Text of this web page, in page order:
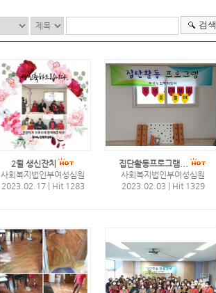
검색
2월 생신잔치
사회복지법인부여성심원
2023.02.17
Hit 1283
집단활동프로그램...
사회복지법인부여성심원
2023.02.03
Hit 1329